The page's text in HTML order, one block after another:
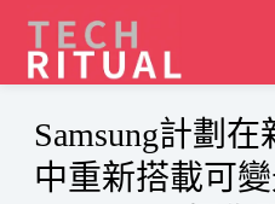
content
Samsung計劃
中重新搭載可